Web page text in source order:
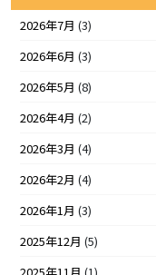
2026年7月 (3)
2026年6月 (3)
2026年5月 (8)
2026年4月 (2)
2026年3月 (4)
2026年2月 (4)
2026年1月 (3)
2025年12月 (5)